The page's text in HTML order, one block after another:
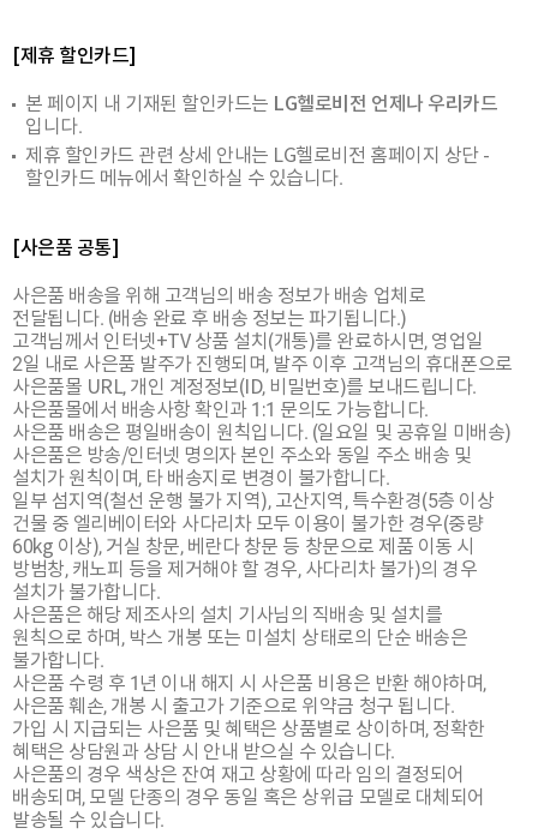
[제휴 할인카드]
본 페이지 내 기재된 할인카드는 LG헬로비전 언제나 우리카드
입니다.
제휴 할인카드 관련 상세 안내는 LG헬로비전 홈페이지 상단 -
할인카드 메뉴에서 확인하실 수 있습니다.
[사은품 공통]
사은품 배송을 위해 고객님의 배송 정보가 배송 업체로
전달됩니다. (배송 완료 후 배송 정보는 파기됩니다.)
고객님께서 인터넷+TV 상품 설치(개통)를 완료하시면, 영업일
2일 내로 사은품 발주가 진행되며, 발주 이후 고객님의 휴대폰으로
사은품몰 URL, 개인 계정정보(ID, 비밀번호)를 보내드립니다.
사은품몰에서 배송사항 확인과 1:1 문의도 가능합니다.
사은품 배송은 평일배송이 원칙입니다. (일요일 및 공휴일 미배송)
사은품은 방송/인터넷 명의자 본인 주소와 동일 주소 배송 및
설치가 원칙이며, 타 배송지로 변경이 불가합니다.
일부 섬지역(철선 운행 불가 지역), 고산지역, 특수환경(5층 이상
건물 중 엘리베이터와 사다리차 모두 이용이 불가한 경우(중량
60kg 이상), 거실 창문, 베란다 창문 등 창문으로 제품 이동 시
방범창, 캐노피 등을 제거해야 할 경우, 사다리차 불가)의 경우
설치가 불가합니다.
사은품은 해당 제조사의 설치 기사님의 직배송 및 설치를
원칙으로 하며, 박스 개봉 또는 미설치 상태로의 단순 배송은
불가합니다.
사은품 수령 후 1년 이내 해지 시 사은품 비용은 반환 해야하며,
사은품 훼손, 개봉 시 출고가 기준으로 위약금 청구 됩니다.
가입 시 지급되는 사은품 및 혜택은 상품별로 상이하며, 정확한
혜택은 상담원과 상담 시 안내 받으실 수 있습니다.
사은품의 경우 색상은 잔여 재고 상황에 따라 임의 결정되어
배송되며, 모델 단종의 경우 동일 혹은 상위급 모델로 대체되어
발송될 수 있습니다.